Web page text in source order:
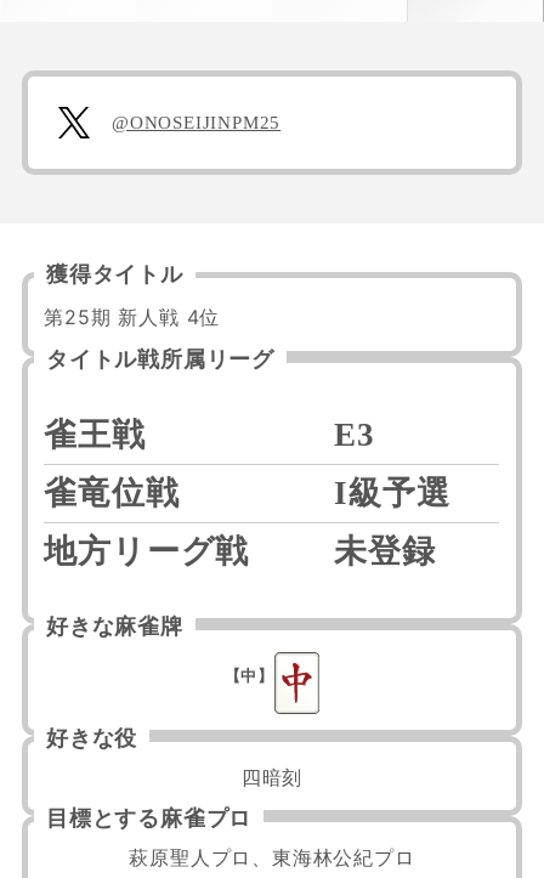
@ONOSEIJINPM25
獲得タイトル
第25期 新人戦 4位
タイトル戦所属リーグ
雀王戦
E3
雀竜位戦
I級予選
地方リーグ戦
未登録
好きな麻雀牌
【中】
好きな役
四暗刻
目標とする麻雀プロ
萩原聖人プロ、東海林公紀プロ